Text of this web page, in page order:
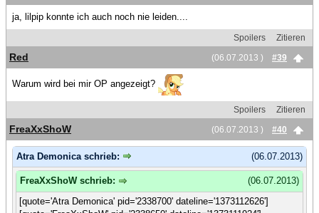
ja, lilpip konnte ich auch noch nie leiden....
Spoilers
Zitieren
(06.07.2013 )
#39
Red
Warum wird bei mir OP angezeigt?
Spoilers
Zitieren
(06.07.2013 )
#40
FreaXxShoW
(06.07.2013)
Atra Demonica schrieb:
(06.07.2013)
FreaXxShoW schrieb:
[quote='Atra Demonica' pid='2338700' dateline='1373112626']